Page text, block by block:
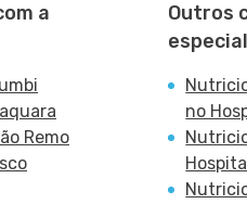
a
Remo
Outros
no